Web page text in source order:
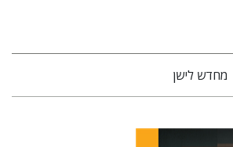
מחדש לישן